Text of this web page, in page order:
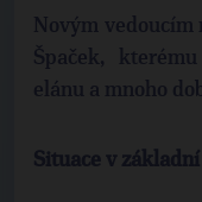
Novým vedoucím
Špaček,
elánu a mnoho
Situace v